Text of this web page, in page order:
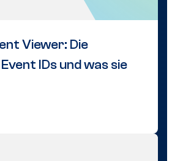
Viewer: Die
IDs und was sie